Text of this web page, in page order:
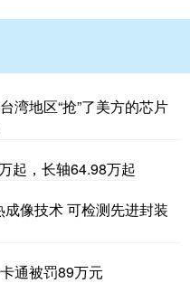
湾地区“抢”了美方的芯片
起，长轴64.98万起
像技术 可检测先进封装
通被罚89万元